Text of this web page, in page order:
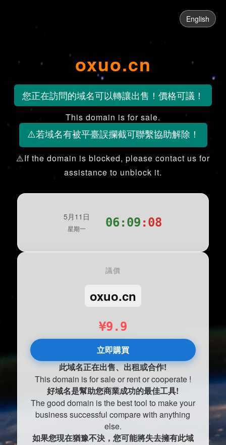
English
oxuo.cn
您正在訪問的域名可以轉讓出售！價格可議！
This domain is for sale.
⚠️若域名有被平臺誤攔截可聯繫協助解除！
⚠️If the domain is blocked, please contact us for
assistance to unblock it.
5月11日
星期一 06:09 :08
議價
oxuo.cn
¥9.9
立即購買
此域名正在出售、出租或合作!
This domain is for sale or rent or cooperate !
好域名是幫助您商業成功的最佳工具!
The good domain is the best tool to make your
business successful compare with anything
else.
如果您現在猶豫不決，您可能將失去擁有此域